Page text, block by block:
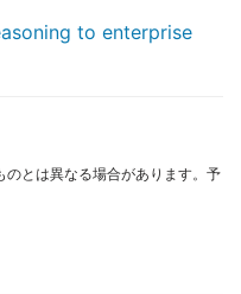
to enterprise
とは異なる場合があります。予